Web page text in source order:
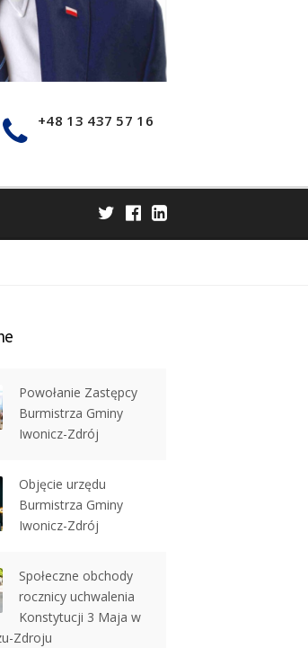
+48 13 437 57 16
Powołanie Zastępcy
Burmistrza Gminy
Iwonicz-Zdrój
Objęcie urzędu
Burmistrza Gminy
Iwonicz-Zdrój
Społeczne obchody
rocznicy uchwalenia
Konstytucji 3 Maja w
Zdroju